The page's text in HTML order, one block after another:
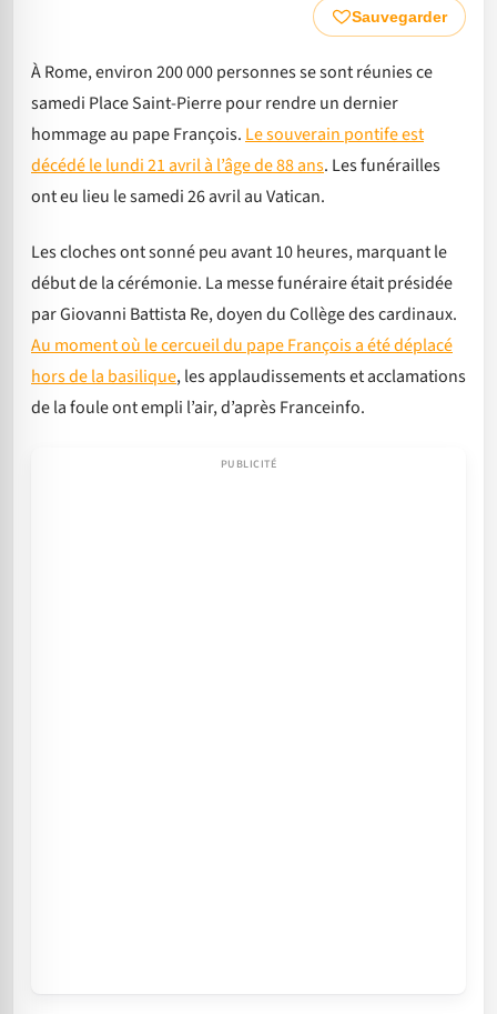
Sauvegarder
À Rome, environ 200 000 personnes se sont réunies ce
samedi Place Saint-Pierre pour rendre un dernier
hommage au pape François. Le souverain pontife est
décédé le lundi 21 avril à l’âge de 88 ans. Les funérailles
ont eu lieu le samedi 26 avril au Vatican.
Les cloches ont sonné peu avant 10 heures, marquant le
début de la cérémonie. La messe funéraire était présidée
par Giovanni Battista Re, doyen du Collège des cardinaux.
Au moment où le cercueil du pape François a été déplacé
hors de la basilique, les applaudissements et acclamations
de la foule ont empli l’air, d’après Franceinfo.